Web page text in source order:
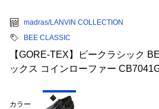
madras/LANVIN COLLECTION
BEE CLASSIC
【GORE-TEX】ビークラシック
ックス コインローファー
カラー